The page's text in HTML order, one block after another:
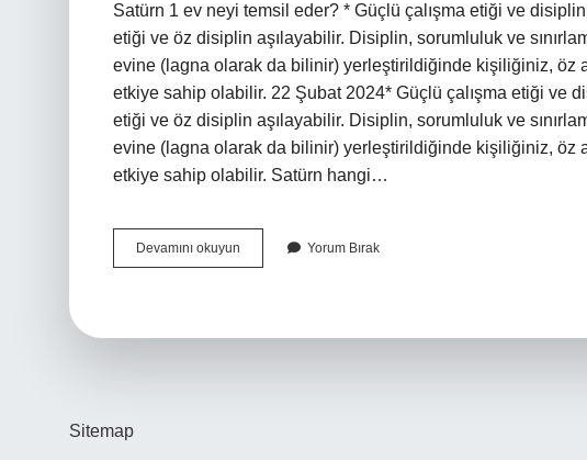
Satürn 1 ev neyi temsil eder? * Güçlü çalışma etiği ve
etiği ve öz disiplin aşılayabilir. Disiplin, sorumluluk ve
evine (lagna olarak da bilinir) yerleştirildiğinde kişiliğiniz, öz
etkiye sahip olabilir. 22 Şubat 2024* Güçlü çalışma etiği ve
etiği ve öz disiplin aşılayabilir. Disiplin, sorumluluk ve
evine (lagna olarak da bilinir) yerleştirildiğinde kişiliğiniz, öz
etkiye sahip olabilir. Satürn hangi…
Devamını okuyun
1
Yorum Bırak
Sitemap